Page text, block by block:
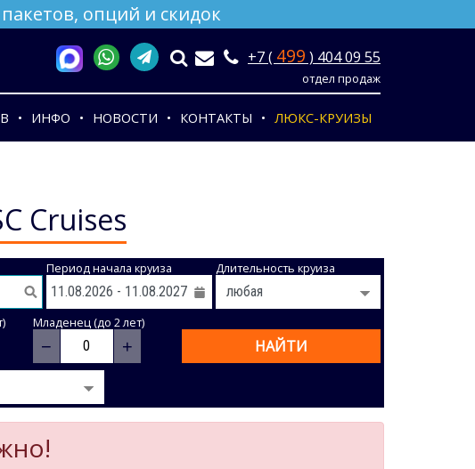
опций и скидок
+7 ( 499 ) 404 09 55
отдел продаж
ИНФО НОВОСТИ КОНТАКТЫ ЛЮКС-КРУИЗЫ
Cruises
Период начала круиза Длительность круиза
Младенец (до 2 лет)
− + НАЙТИ